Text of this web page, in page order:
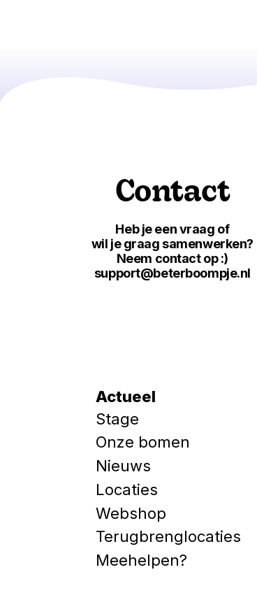
Contact
Heb je een vraag of
wil je graag samenwerken?
Neem contact op :)
support@beterboompje.nl
Actueel
Stage
Onze bomen
Nieuws
Locaties
Webshop
Terugbrenglocaties
Meehelpen?